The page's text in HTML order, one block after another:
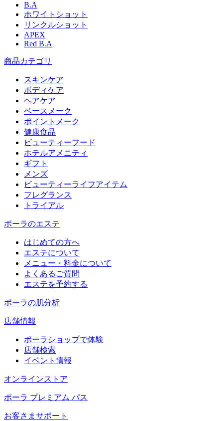
B.A
ホワイトショット
リンクルショット
APEX
Red B.A
商品カテゴリ
スキンケア
ボディケア
ヘアケア
​ベースメーク​
ポイントメーク​
健康食品
ビューティーフード
ホテルアメニティ
ギフト
メンズ
ビューティーライフアイテム
フレグランス
トライアル
ポーラのエステ
はじめての方へ
エステについて
メニュー・料金について
よくあるご質問
エステを予約する
ポーラの肌分析
店舗情報
ポーラショップで体験
店舗検索
イベント情報
オンラインストア
ポーラ プレミアム パス
お客さまサポート